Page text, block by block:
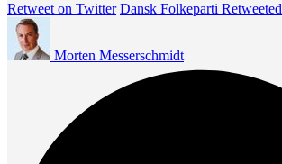
Retweet on Twitter Dansk Folkeparti Retweeted
Morten Messerschmidt